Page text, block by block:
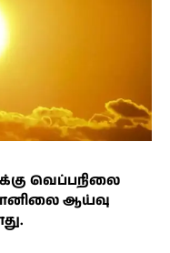
வெப்பநிலை
ஆய்வு